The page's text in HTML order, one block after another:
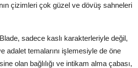
çizimleri çok güzel ve dövüş sahneleri
sadece kaslı karakterleriyle değil,
adalet temalarını işlemesiyle de öne
olan bağlılığı ve intikam alma çabası,